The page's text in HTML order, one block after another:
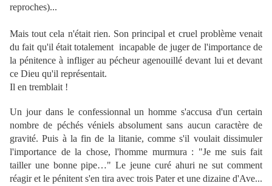
reproches)...
Mais tout cela n'était rien. Son principal et cruel problème venait
du fait qu'il était totalement incapable de juger de l'importance de
la pénitence à infliger au pécheur agenouillé devant lui et devant
ce Dieu qu'il représentait.
Il en tremblait !
Un jour dans le confessionnal un homme s'accusa d'un certain
nombre de péchés véniels absolument sans aucun caractère de
gravité. Puis à la fin de la litanie, comme s'il voulait dissimuler
l'importance de la chose, l'homme murmura : "Je me suis fait
tailler une bonne pipe…" Le jeune curé ahuri ne sut comment
réagir et le pénitent s'en tira avec trois Pater et une dizaine d'Ave...